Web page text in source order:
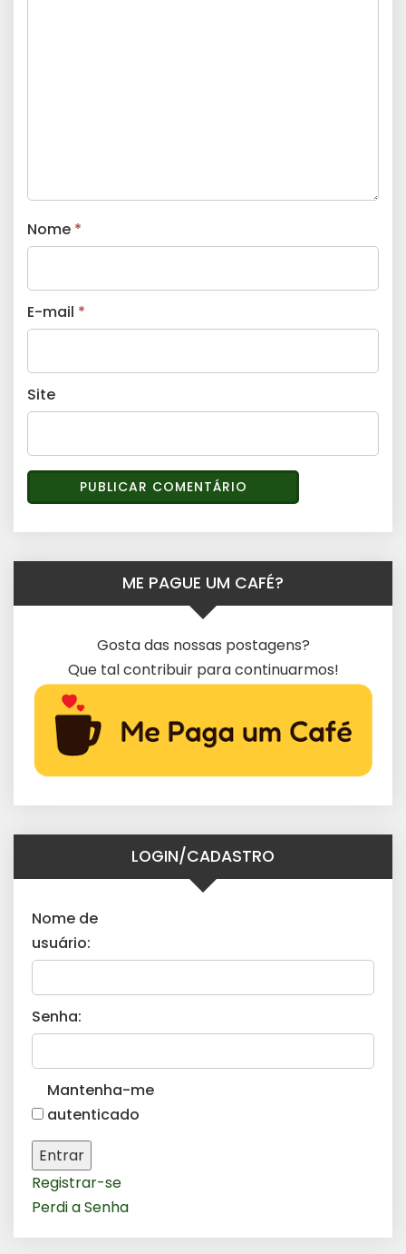
Nome *
E-mail *
Site
ME PAGUE UM CAFÉ?
Gosta das nossas postagens?
Que tal contribuir para continuarmos!
LOGIN/CADASTRO
Nome de
usuário:
Senha:
Mantenha-me
autenticado
Entrar
Registrar-se
Perdi a Senha